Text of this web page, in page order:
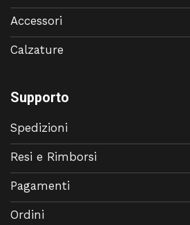
Accessori
Calzature
Supporto
Spedizioni
Resi e Rimborsi
Pagamenti
Ordini